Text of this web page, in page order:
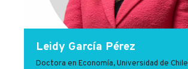
Leidy García Pérez
Doctora en Economía, Universidad de Chile